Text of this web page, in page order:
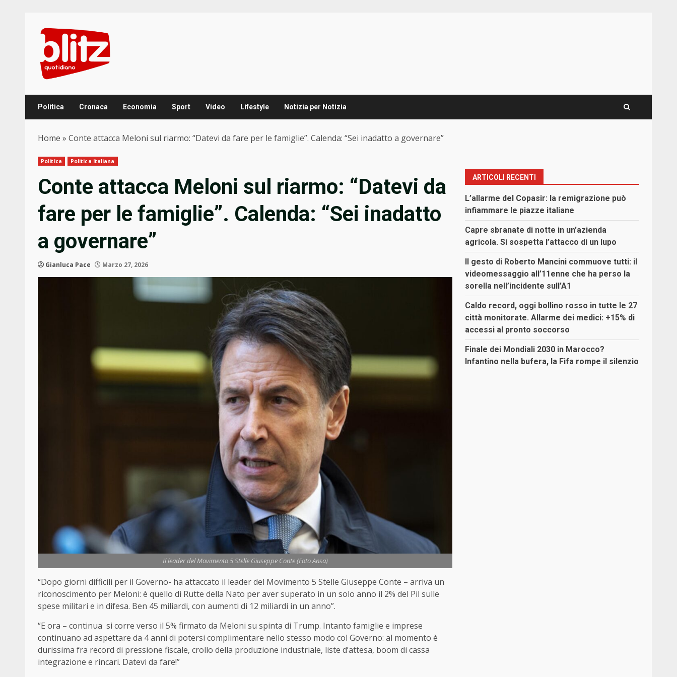
content
Politica Cronaca Economia Sport Video Lifestyle Notizia per Notizia
Home » Conte attacca Meloni sul riarmo: “Datevi da fare per le famiglie”. Calenda: “Sei inadatto a governare”
Politica Politica Italiana
Conte attacca Meloni sul riarmo: “Datevi da
fare per le famiglie”. Calenda: “Sei inadatto
a governare”
Gianluca Pace Marzo 27, 2026
Il leader del Movimento 5 Stelle Giuseppe Conte (Foto Ansa)
“Dopo giorni difficili per il Governo- ha attaccato il leader del Movimento 5 Stelle Giuseppe Conte – arriva un
riconoscimento per Meloni: è quello di Rutte della Nato per aver superato in un solo anno il 2% del Pil sulle
spese militari e in difesa. Ben 45 miliardi, con aumenti di 12 miliardi in un anno”.
“E ora – continua si corre verso il 5% firmato da Meloni su spinta di Trump. Intanto famiglie e imprese
continuano ad aspettare da 4 anni di potersi complimentare nello stesso modo col Governo: al momento è
durissima fra record di pressione fiscale, crollo della produzione industriale, liste d’attesa, boom di cassa
integrazione e rincari. Datevi da fare!”
ARTICOLI RECENTI
L’allarme del Copasir: la remigrazione può
infiammare le piazze italiane
Capre sbranate di notte in un’azienda
agricola. Si sospetta l’attacco di un lupo
Il gesto di Roberto Mancini commuove tutti: il
videomessaggio all’11enne che ha perso la
sorella nell’incidente sull’A1
Caldo record, oggi bollino rosso in tutte le 27
città monitorate. Allarme dei medici: +15% di
accessi al pronto soccorso
Finale dei Mondiali 2030 in Marocco?
Infantino nella bufera, la Fifa rompe il silenzio